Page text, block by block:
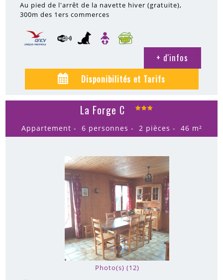
Au pied de l'arrêt de la navette hiver (gratuite)
300m des 1ers commerces
+ d'infos
Disponibilités et Tarifs
Photo(s) (12)
La Forge C
Appartement 6 personnes 2 pièces 46 m²